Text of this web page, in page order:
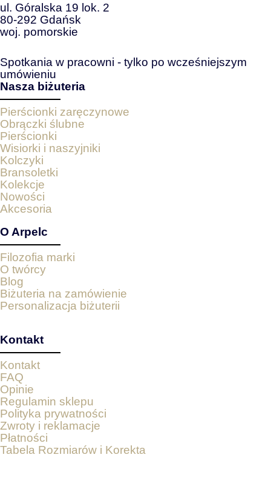
ul. Góralska 19 lok. 2
80-292 Gdańsk
woj. pomorskie
Spotkania w pracowni - tylko po wcześniejszym
umówieniu
Nasza biżuteria
Pierścionki zaręczynowe
Obrączki ślubne
Pierścionki
Wisiorki i naszyjniki
Kolczyki
Bransoletki
Kolekcje
Nowości
Akcesoria
O Arpelc
Filozofia marki
O twórcy
Blog
Biżuteria na zamówienie
Personalizacja biżuterii
Kontakt
Kontakt
FAQ
Opinie
Regulamin sklepu
Polityka prywatności
Zwroty i reklamacje
Płatności
Tabela Rozmiarów i Korekta